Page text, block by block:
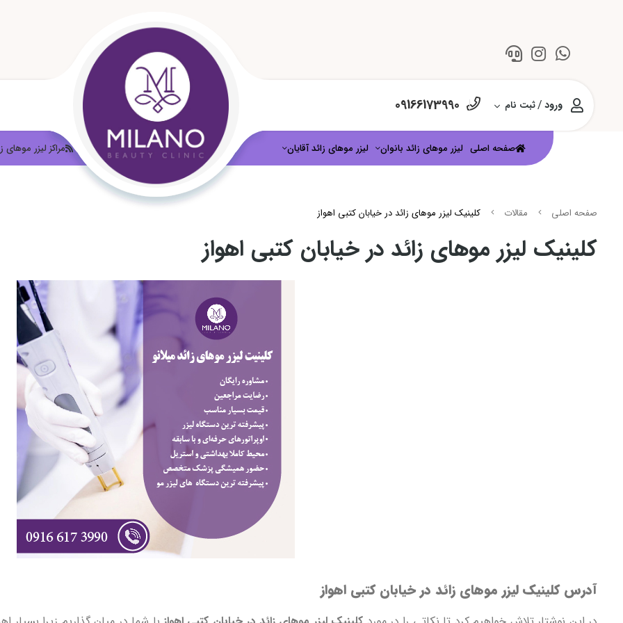
ورود/ثبت نام 09166173990
صفحه اصلی لیزر موهای زائد بانوان لیزر موهای زائد آقایان لیزر موهای زائد مراکز لیزر موهای
صفحه اصلی مقالات کلینیک لیزر موهای زائد در خیابان کتبی اهواز
کلینیک لیزر موهای زائد در خیابان کتبی اهواز
آدرس کلینیک لیزر موهای زائد در خیابان کتبی اهواز